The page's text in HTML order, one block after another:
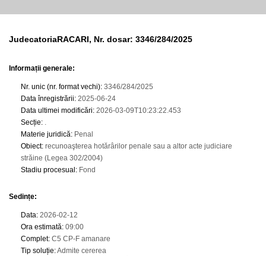
JudecatoriaRACARI, Nr. dosar: 3346/284/2025
Informații generale:
Nr. unic (nr. format vechi): 3346/284/2025
Data înregistrării: 2025-06-24
Data ultimei modificări: 2026-03-09T10:23:22.453
Secție: .
Materie juridică: Penal
Obiect: recunoaşterea hotărârilor penale sau a altor acte judiciare
străine (Legea 302/2004)
Stadiu procesual : Fond
Sedințe:
Data: 2026-02-12
Ora estimată: 09:00
Complet: C5 CP-F amanare
Tip soluție:Admite cererea